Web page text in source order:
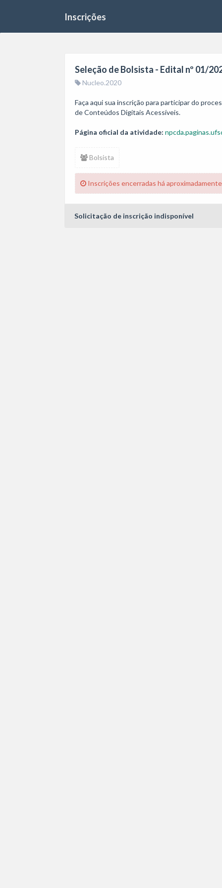
Inscrições
Seleção de Bolsista - Edital nº 01/
Nucleo.2020
Faça aqui sua inscrição para participar do
de Conteúdos Digitais Acessíveis.
Página oficial da atividade:
Bolsista
Inscrições encerradas há
Solicitação de inscrição indisponível